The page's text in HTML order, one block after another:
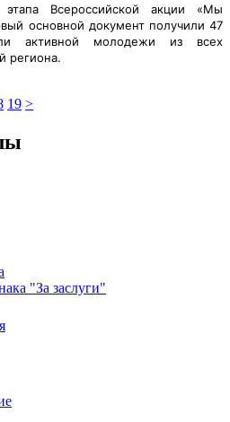
Всероссийской акции «Мы
основной документ получили 47
активной молодежи из всех
региона.
19 >
"За заслуги"